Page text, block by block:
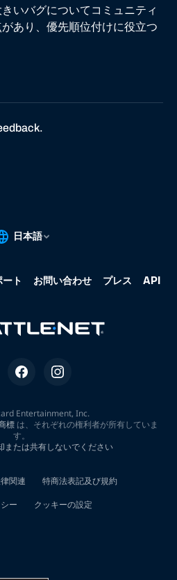
いバグについてコミュニティ
あり、優先順位付けに役立つ